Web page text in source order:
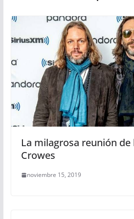
La milagrosa reunión de
Crowes
noviembre 15, 2019